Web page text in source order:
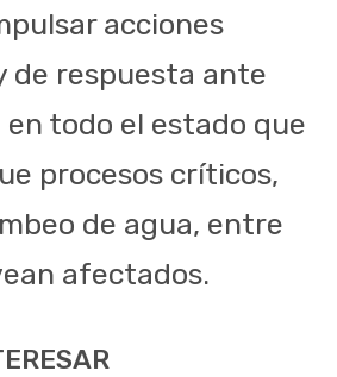
acciones
de respuesta ante
todo el estado que
procesos críticos,
de agua, entre
afectados.